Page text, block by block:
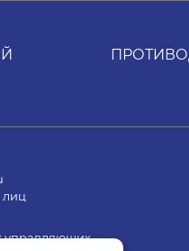
лиц
управляющих